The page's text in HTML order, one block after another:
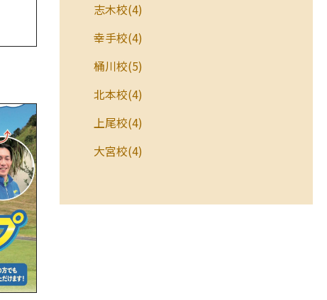
志木校(4)
幸手校(4)
桶川校(5)
北本校(4)
上尾校(4)
大宮校(4)